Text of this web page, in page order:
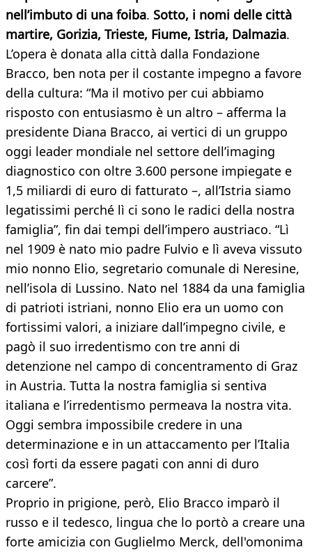
nell’imbuto di una foiba. Sotto, i nomi delle città
martire, Gorizia, Trieste, Fiume, Istria, Dalmazia.
L’opera è donata alla città dalla Fondazione
Bracco, ben nota per il costante impegno a favore
della cultura: “Ma il motivo per cui abbiamo
risposto con entusiasmo è un altro – afferma la
presidente Diana Bracco, ai vertici di un gruppo
oggi leader mondiale nel settore dell’imaging
diagnostico con oltre 3.600 persone impiegate e
1,5 miliardi di euro di fatturato –, all’Istria siamo
legatissimi perché lì ci sono le radici della nostra
famiglia”, fin dai tempi dell’impero austriaco. “Lì
nel 1909 è nato mio padre Fulvio e lì aveva vissuto
mio nonno Elio, segretario comunale di Neresine,
nell’isola di Lussino. Nato nel 1884 da una famiglia
di patrioti istriani, nonno Elio era un uomo con
fortissimi valori, a iniziare dall’impegno civile, e
pagò il suo irredentismo con tre anni di
detenzione nel campo di concentramento di Graz
in Austria. Tutta la nostra famiglia si sentiva
italiana e l’irredentismo permeava la nostra vita.
Oggi sembra impossibile credere in una
determinazione e in un attaccamento per l’Italia
così forti da essere pagati con anni di duro
carcere”.
Proprio in prigione, però, Elio Bracco imparò il
russo e il tedesco, lingua che lo portò a creare una
forte amicizia con Guglielmo Merck, dell'omonima